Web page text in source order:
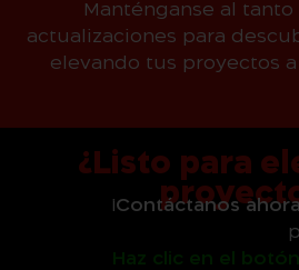
Manténganse al
actualizaciones para
elevando tus proyectos
¿Listo para
Contáctanos
Haz clic en el